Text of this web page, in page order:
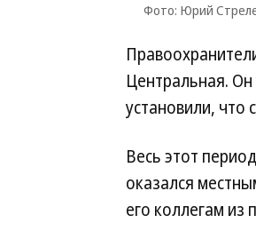
Фото: Юрий
Центральная.
установили, что
Весь этот
оказался
его коллегам из